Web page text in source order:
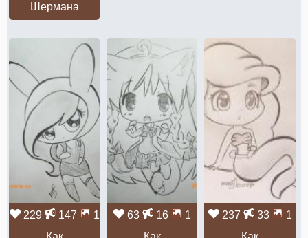
Шермана
229 147
1
63 16
1
237 33
1